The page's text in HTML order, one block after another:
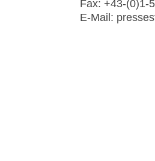
Fax: +43-(0)1-
E-Mail: